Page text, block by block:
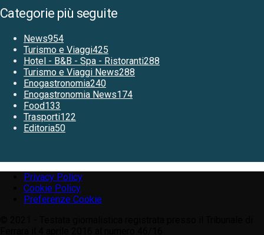
Categorie più seguite
News954
Turismo e Viaggi425
Hotel - B&B - Spa - Ristoranti288
Turismo e Viaggi News288
Enogastronomia240
Enogastronomia News174
Food133
Trasporti122
Editoria50
Privacy Policy
Cookie Policy
Preferenze Cookie